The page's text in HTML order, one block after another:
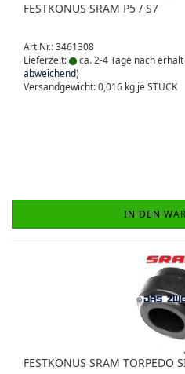
FESTKONUS SRAM P5 / S7
Art.Nr.: 3461308
Lieferzeit:
ca. 2-4 Tage nach
abweichend)
Versandgewicht:0,016 kg je STÜCK
IN DEN
FESTKONUS SRAM TORPEDO